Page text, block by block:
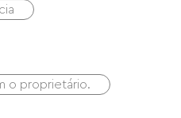
o proprietário.